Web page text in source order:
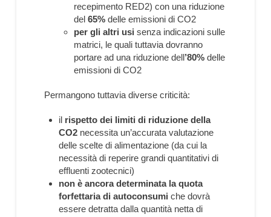
recepimento RED2) con una riduzione
del65%delle emissioni di CO2
per gli altri usisenza indicazioni sulle
matrici, le quali tuttavia dovranno
portare ad una riduzione dell’80% delle
emissioni di CO2
Permangono tuttavia diverse criticità:
il rispetto dei limiti di riduzione della
CO2 necessita un’accurata valutazione
delle scelte di alimentazione (da cui la
necessità di reperire grandi quantitativi di
effluenti zootecnici)
non è ancora determinata la quota
forfettaria di autoconsumiche dovrà
essere detratta dalla quantità netta di